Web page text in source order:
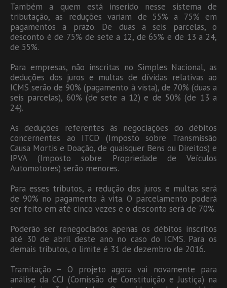
Também a quem está inserido nesse sistema de
tributação, as reduções variam de 55% a 75% em
pagamentos a prazo. De duas a seis parcelas, o
desconto é de 75% de sete a 12, de 65% e de 13 a 24,
de 55%.
Para empresas, não inscritas no Simples Nacional, as
deduções dos juros e multas de dívidas relativas ao
ICMS serão de 90% (pagamento à vista), de 70% (duas a
seis parcelas), 60% (de sete a 12) e de 50% (de 13 a
24).
As deduções referentes às negociações do débitos
concernentes ao ITCD (Imposto sobre Transmissão
Causa Mortis e Doação, de quaisquer Bens ou Direitos) e
IPVA (Imposto sobre Propriedade de Veículos
Automotores) serão menores.
Para esses tributos, a redução dos juros e multas será
de 90% no pagamento à vita. O parcelamento poderá
ser feito em até cinco vezes e o desconto será de 70%.
Poderão ser renegociados apenas os débitos inscritos
até 30 de abril deste ano no caso do ICMS. Para os
demais tributos, o limite é 31 de dezembro de 2016.
Tramitação – O projeto agora vai novamente para
análise da CCJ (Comissão de Constituição e Justiça) na